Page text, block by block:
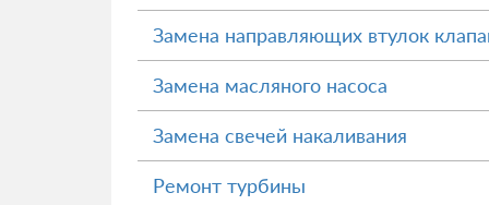
Замена направляющих втулок
Замена масляного насоса
Замена свечей накаливания
Ремонт турбины